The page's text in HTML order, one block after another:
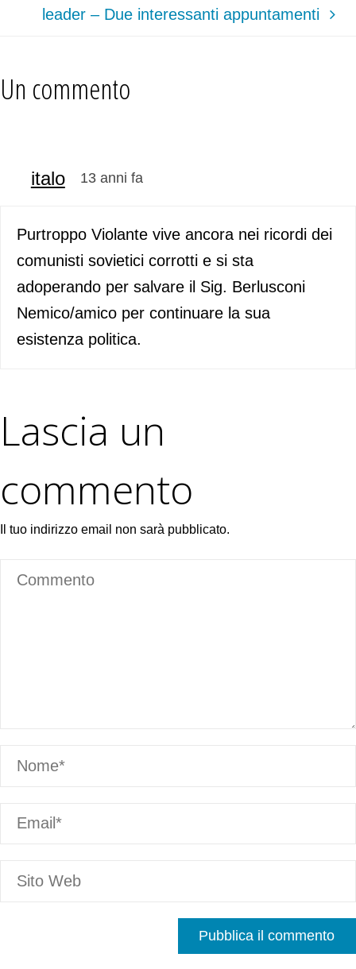
leader – Due interessanti appuntamenti
Un commento
italo 13 anni fa
Purtroppo Violante vive ancora nei ricordi dei
comunisti sovietici corrotti e si sta
adoperando per salvare il Sig. Berlusconi
Nemico/amico per continuare la sua
esistenza politica.
Lascia un
commento
Il tuo indirizzo email non sarà pubblicato.